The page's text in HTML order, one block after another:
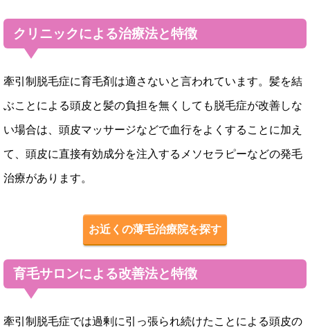
クリニックによる治療法と特徴
牽引制脱毛症に育毛剤は適さないと言われています。髪を結
ぶことによる頭皮と髪の負担を無くしても脱毛症が改善しな
い場合は、頭皮マッサージなどで血行をよくすることに加え
て、頭皮に直接有効成分を注入するメソセラピーなどの発毛
治療があります。
お近くの薄毛治療院を探す
育毛サロンによる改善法と特徴
牽引制脱毛症では過剰に引っ張られ続けたことによる頭皮の